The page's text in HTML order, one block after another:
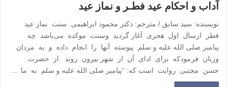
آداب و احکام عید فطـر و نماز عید
نویسنده: سید سابق / مترجم: دکتر محمود ‌ابراهیمی سنت نماز عید
فطر ازسال اول هجری آغاز گردید وسنت موکده می‌باشد چه
پیامبر صلی الله علیه و سلم پیوسته آنها را انجام داده و به مردان
وزنان فرمودکه برای ادای آن از شهر بیرون روند . از حضرت
حسن مجتبی روایت است‌ که‌: ‌“‌پیامبر صلی الله علیه و سلم به ما …